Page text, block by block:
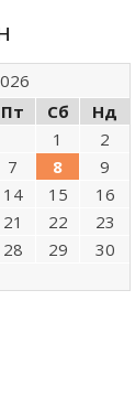
Пт Сб
Нд
1
2
7 8
9
14 15
16
21 22
23
28 29
30